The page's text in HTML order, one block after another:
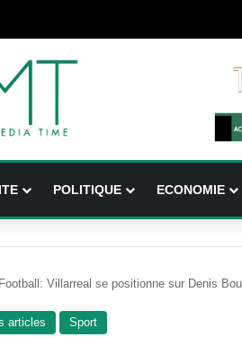
POLITIQUE ECONOMIE
Football: Villarreal se positionne sur Denis
articles Sport